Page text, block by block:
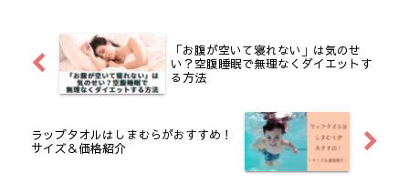
「お腹が空いて寝れない」は気のせ
い？空腹睡眠で無理なくダイエットす
る方法
ラップタオルはしまむらがおすすめ！
サイズ＆価格紹介